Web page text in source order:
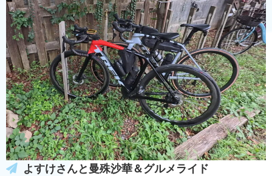
よすけさんと曼殊沙華＆グルメライド